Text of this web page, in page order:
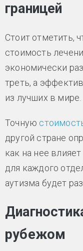
границей
Стоит отметить,
стоимость
экономически
треть, а
из лучших в мире.
Точную
другой стране
как на нее
для каждого
аутизма будет
рубежом